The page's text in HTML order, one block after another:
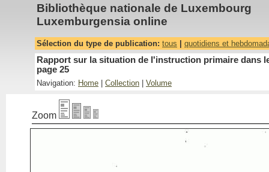
Bibliothèque nationale de Luxembourg
Luxemburgensia online
Sélection du type de publication: tous quotidiens et
Rapport sur la situation de l'instruction primaire dans
page 25
Navigation: Home Collection Volume
Zoom